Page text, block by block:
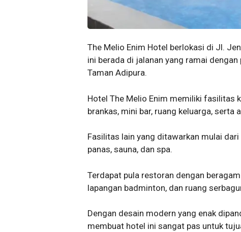
The Melio Enim Hotel berlokasi di Jl.
ini berada di jalanan yang ramai
Taman Adipura.
Hotel The Melio Enim memiliki fasilitas
brankas, mini bar, ruang keluarga, serta
Fasilitas lain yang ditawarkan mulai
panas, sauna, dan spa.
Terdapat pula restoran dengan
lapangan badminton, dan ruang
Dengan desain modern yang enak
membuat hotel ini sangat pas untuk